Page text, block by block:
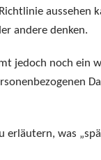
aussehen
andere denken.
jedoch noch ein
erläutern, was